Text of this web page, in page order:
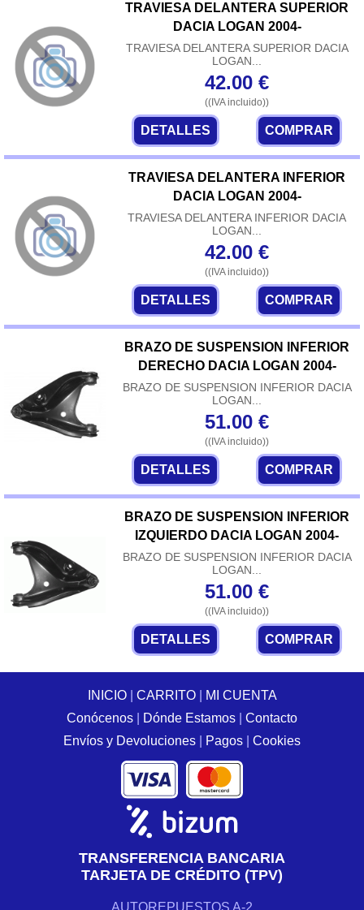
TRAVIESA DELANTERA SUPERIOR
DACIA LOGAN 2004-
TRAVIESA DELANTERA SUPERIOR DACIA
LOGAN...
42.00 €
((IVA incluido))
DETALLES COMPRAR
TRAVIESA DELANTERA INFERIOR
DACIA LOGAN 2004-
TRAVIESA DELANTERA INFERIOR DACIA
LOGAN...
42.00 €
((IVA incluido))
DETALLES COMPRAR
BRAZO DE SUSPENSION INFERIOR
DERECHO DACIA LOGAN 2004-
BRAZO DE SUSPENSION INFERIOR DACIA
LOGAN...
51.00 €
((IVA incluido))
DETALLES COMPRAR
BRAZO DE SUSPENSION INFERIOR
IZQUIERDO DACIA LOGAN 2004-
BRAZO DE SUSPENSION INFERIOR DACIA
LOGAN...
51.00 €
((IVA incluido))
DETALLES COMPRAR
INICIO| CARRITO|
MI CUENTA
Conócenos
Dónde Estamos
Contacto
Envíos y Devoluciones
Pagos Cookies
TRANSFERENCIA BANCARIA
TARJETA DE CRÉDITO (TPV)
AUTOREPUESTOS A-2